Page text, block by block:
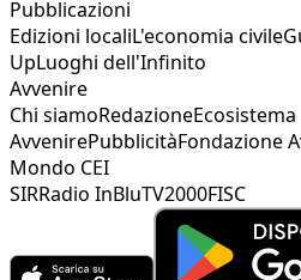
Pubblicazioni
Edizioni localiL'economia civile
UpLuoghi dell'Infinito
Avvenire
Chi siamoRedazioneEcosistema
AvvenirePubblicitàFondazione
Mondo CEI
SIRRadio InBluTV2000FISC